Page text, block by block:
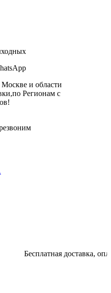
и области
Регионам с
Бесплатная доставка,